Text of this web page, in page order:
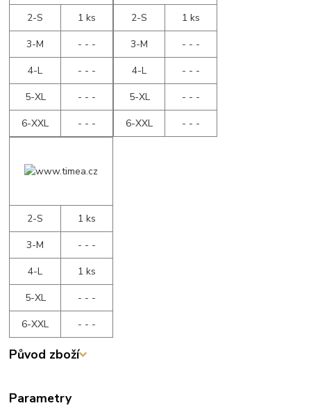
2-S
1 ks
3-M
- - -
4-L
- - -
5-XL
- - -
6-XXL
- - -
2-S
1 ks
3-M
- - -
4-L
- - -
5-XL
- - -
6-XXL
- - -
2-S
1 ks
3-M
- - -
4-L
1 ks
5-XL
- - -
6-XXL
- - -
Původ zboží
Parametry